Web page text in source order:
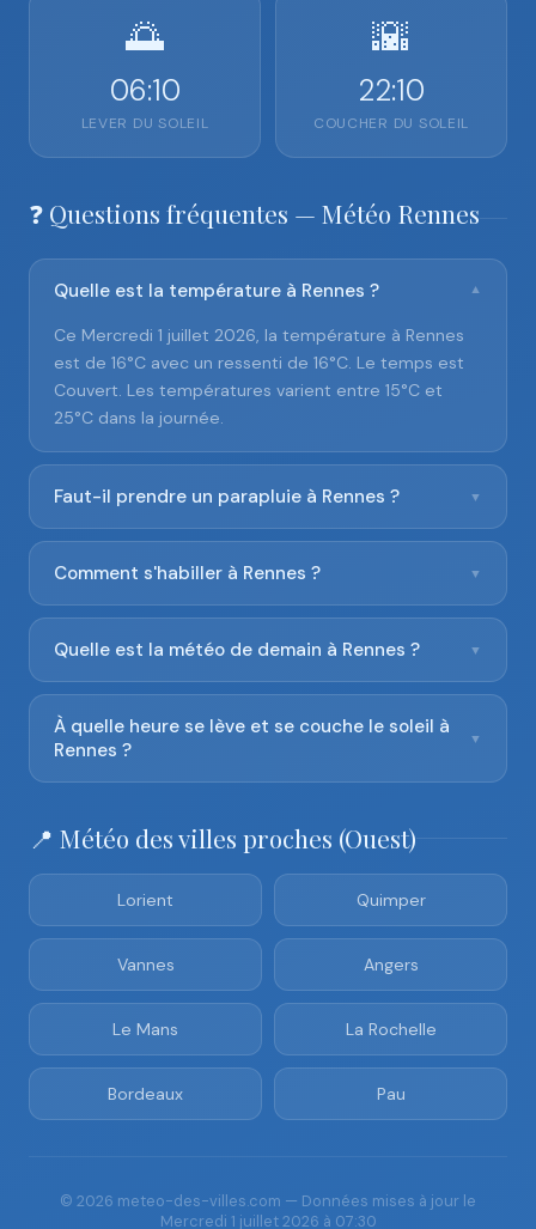
🌅
06:10
LEVER DU SOLEIL
🌇
22:10
COUCHER DU SOLEIL
❓ Questions fréquentes — Météo Rennes
Quelle est la température à Rennes ? ▼
Ce Mercredi 1 juillet 2026, la température à Rennes
est de 16°C avec un ressenti de 16°C. Le temps est
Couvert. Les températures varient entre 15°C et
25°C dans la journée.
Faut-il prendre un parapluie à Rennes ? ▼
Comment s'habiller à Rennes ? ▼
Quelle est la météo de demain à Rennes ? ▼
À quelle heure se lève et se couche le soleil à
Rennes ?
▼
📍 Météo des villes proches (Ouest)
Lorient Quimper
Vannes Angers
Le Mans La Rochelle
Bordeaux Pau
© 2026 meteo-des-villes.com — Données mises à jour le
Mercredi 1 juillet 2026 à 07:30